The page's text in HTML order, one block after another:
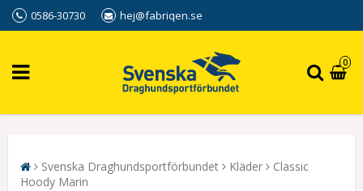
0586-30730 hej@fabriqen.se
0
Svenska Draghundsportförbundet Kläder
Classic
Hoody Marin